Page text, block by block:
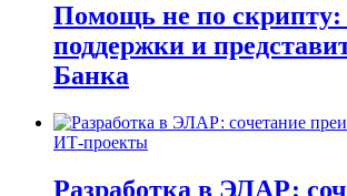
Помощь не по скрипту:
поддержки и
Банка
ИТ-проекты
Разработка в ЭЛАР: